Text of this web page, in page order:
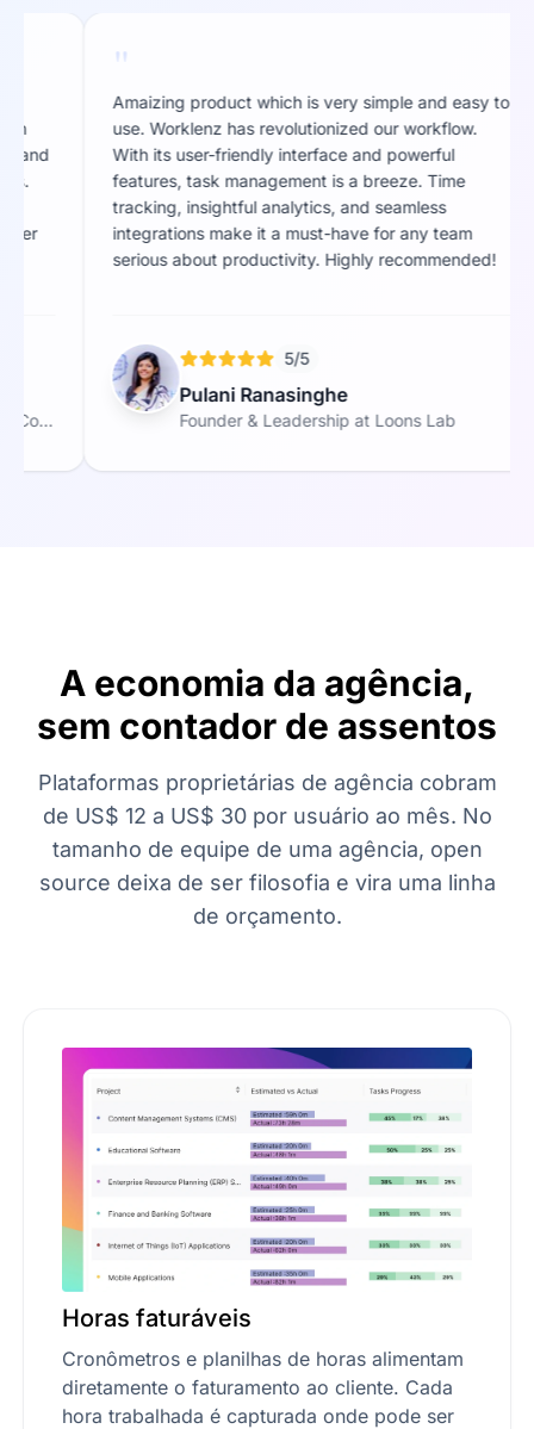
Amaizing product which is very simple and easy to
use. Worklenz has revolutionized our workflow.
With its user-friendly interface and powerful
features, task management is a breeze. Time
tracking, insightful analytics, and seamless
integrations make it a must-have for any team
serious about productivity. Highly recommended!
5/5
Pulani Ranasinghe
Founder & Leadership at Loons Lab
A economia da agência,
sem contador de assentos
Plataformas proprietárias de agência cobram
de US$ 12 a US$ 30 por usuário ao mês. No
tamanho de equipe de uma agência, open
source deixa de ser filosofia e vira uma linha
de orçamento.
Horas faturáveis
Cronômetros e planilhas de horas alimentam
diretamente o faturamento ao cliente. Cada
hora trabalhada é capturada onde pode ser